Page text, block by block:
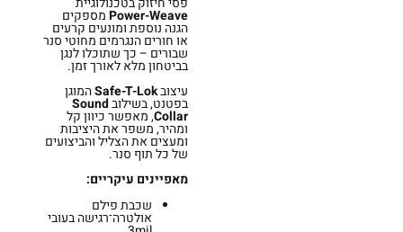
Power-Weaveמספקים
הגנה נוספת ומונעים קרעים
או חורים הנגרמים מחוטי סנר
שבורים – כך שתוכלו לנגן
בביטחון מלא לאורך זמן.
עיצובSafe-T-Lokהמוגן
בפטנט, בשילובSound
Collar, מאפשר כיוון קל
ומהיר, משפר את היציבות
ומעצים את הצליל והביצועים
של כל תוף סנר.
מאפיינים עיקריים:
שכבת פילם
אולטרה־רגישה בעובי